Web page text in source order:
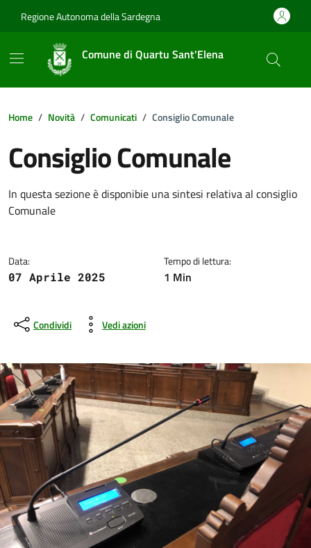
Regione Autonoma della Sardegna
Comune di Quartu Sant'Elena
Home Novità Comunicati Consiglio Comunale
Consiglio Comunale
Dettagli della notizia
In questa sezione è disponibie una sintesi relativa al consiglio
Comunale
Data:
07 Aprile 2025
Tempo di lettura:
1 Min
Condividi Vedi azioni